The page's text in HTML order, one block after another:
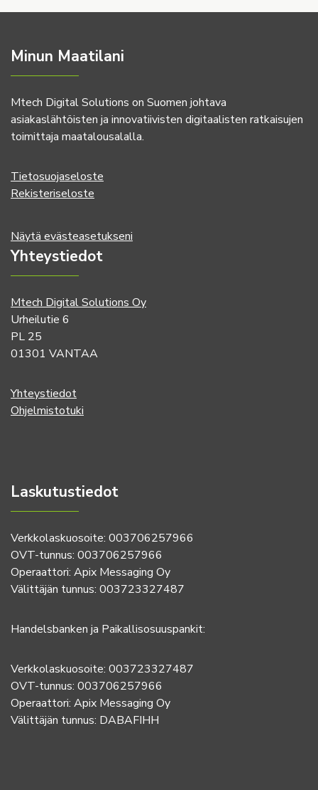
Minun Maatilani
Mtech Digital Solutions on Suomen johtava
asiakaslähtöisten ja innovatiivisten digitaalisten ratkaisujen
toimittaja maatalousalalla.
Tietosuojaseloste
Rekisteriseloste
Näytä evästeasetukseni
Yhteystiedot
Mtech Digital Solutions Oy
Urheilutie 6
PL 25
01301 VANTAA
Yhteystiedot
Ohjelmistotuki
Laskutustiedot
Verkkolaskuosoite: 003706257966
OVT-tunnus: 003706257966
Operaattori: Apix Messaging Oy
Välittäjän tunnus: 003723327487
Handelsbanken ja Paikallisosuuspankit:
Verkkolaskuosoite: 003723327487
OVT-tunnus: 003706257966
Operaattori: Apix Messaging Oy
Välittäjän tunnus: DABAFIHH